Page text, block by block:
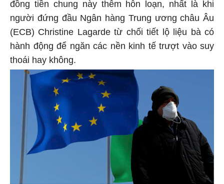
đồng tiền chung này thêm hỗn loạn, nhất là khi
người đứng đầu Ngân hàng Trung ương châu Âu
(ECB) Christine Lagarde từ chối tiết lộ liệu bà có
hành động để ngăn các nền kinh tế trượt vào suy
thoái hay không.